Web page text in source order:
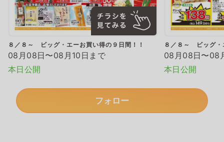
８／８～ ビッグ・エーお買い得の９日間！！
08月08日〜08月10日まで
本日公開
８／８～ ビッグ・
08月08日〜08
本日公開
フォロー